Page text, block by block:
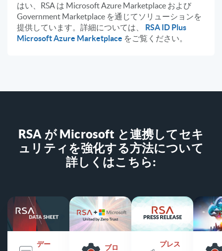
はい、RSA は Microsoft Azure Marketplace および
Government Marketplace を通じてソリューションを
提供しています。詳細については、 RSA ID Plus
Microsoft Azure Marketplace をご覧ください。
RSA が Microsoft と連携してセキ
ュリティを強化する方法について
詳しくはこちら:
デー
ブロ
プレス